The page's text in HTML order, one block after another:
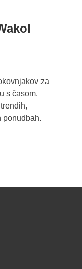
za
s časom.
ponudbah.